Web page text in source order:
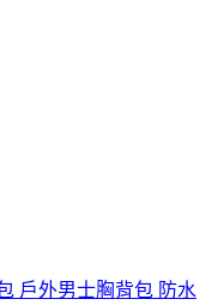
戶外男士胸背包 防水